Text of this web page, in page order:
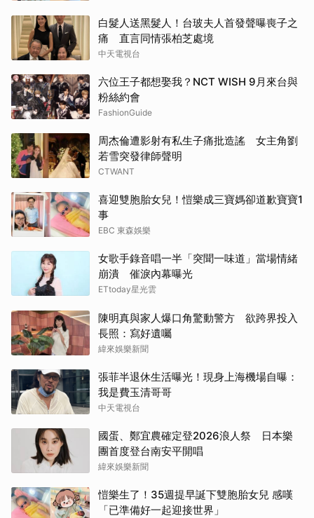
白髮人送黑髮人！台玻夫人首發聲曝喪子之
痛 直言同情張柏芝處境
中天電視台
六位王子都想娶我？NCT WISH 9月來台與
粉絲約會
FashionGuide
周杰倫遭影射有私生子痛批造謠 女主角劉
若雪突發律師聲明
CTWANT
喜迎雙胞胎女兒！愷樂成三寶媽卻道歉寶寶1
事
EBC 東森娛樂
女歌手錄音唱一半「突聞一味道」當場情緒
崩潰 催淚內幕曝光
ETtoday星光雲
陳明真與家人爆口角驚動警方 欲跨界投入
長照：寫好遺囑
緯來娛樂新聞
張菲半退休生活曝光！現身上海機場自曝：
我是費玉清哥哥
中天電視台
國蛋、鄭宜農確定登2026浪人祭 日本樂
團首度登台南安平開唱
緯來娛樂新聞
愷樂生了！35週提早誕下雙胞胎女兒 感嘆
「已準備好一起迎接世界」